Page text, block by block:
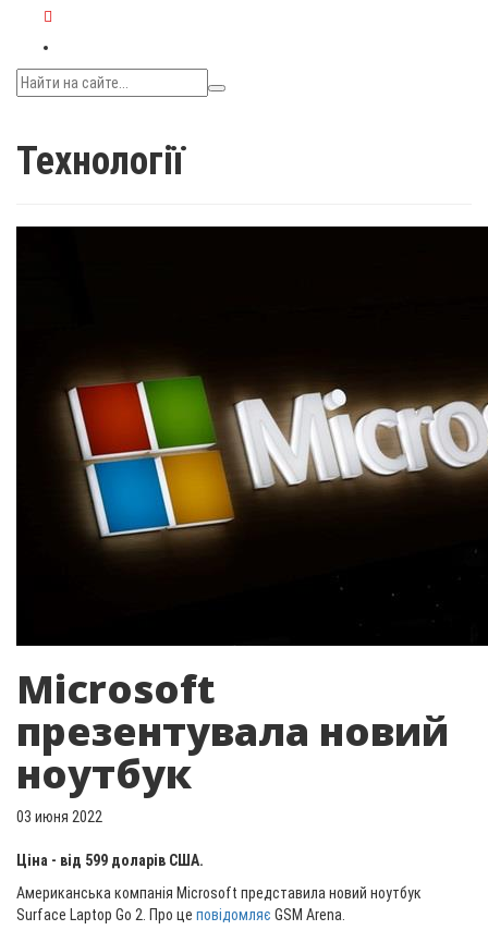
Технології
Microsoft
презентувала новий
ноутбук
03 июня 2022
Ціна - від 599 доларів США.
Американська компанія Microsoft представила новий ноутбук
Surface Laptop Go 2. Про це повідомляє GSM Arena.